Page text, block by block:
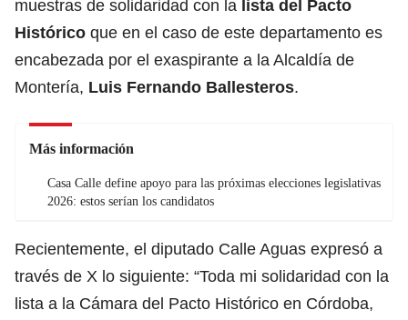
muestras de solidaridad con la lista del Pacto
Histórico que en el caso de este departamento es
encabezada por el exaspirante a la Alcaldía de
Montería, Luis Fernando Ballesteros.
Más información
Casa Calle define apoyo para las próximas elecciones legislativas
2026: estos serían los candidatos
Recientemente, el diputado Calle Aguas expresó a
través de X lo siguiente: “Toda mi solidaridad con la
lista a la Cámara del Pacto Histórico en Córdoba,